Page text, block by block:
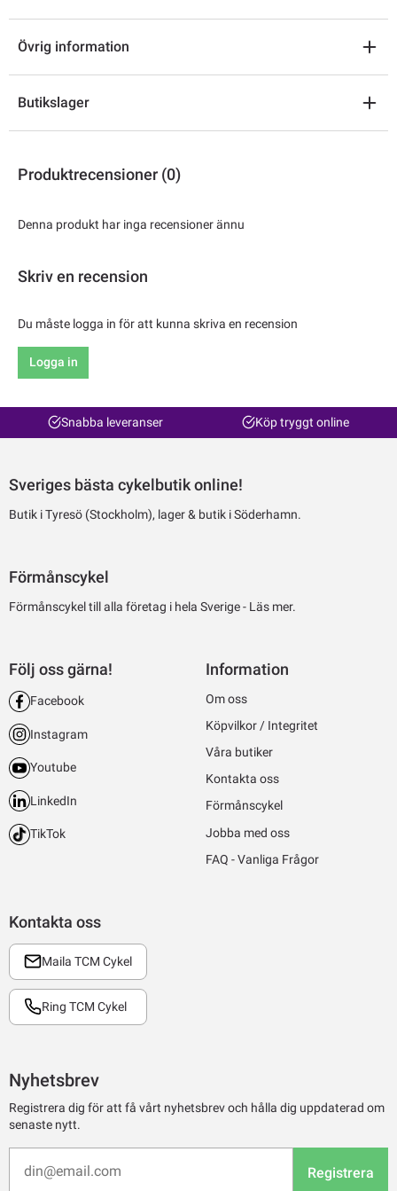
Övrig information
Butikslager
Produktrecensioner (0)
Denna produkt har inga recensioner ännu
Skriv en recension
Du måste logga in för att kunna skriva en recension
Logga in
Snabba leveranser Köp tryggt online
Sveriges bästa cykelbutik online!
Butik i Tyresö (Stockholm), lager & butik i Söderhamn.
Förmånscykel
Förmånscykel till alla företag i hela Sverige - Läs mer.
Kontakta oss
Maila TCM Cykel
Ring TCM Cykel
Följ oss gärna!
Facebook
Instagram
Youtube
LinkedIn
TikTok
Information
Om oss
Köpvilkor / Integritet
Våra butiker
Kontakta oss
Förmånscykel
Jobba med oss
FAQ - Vanliga Frågor
Nyhetsbrev
Registrera dig för att få vårt nyhetsbrev och hålla dig uppdaterad om
senaste nytt.
Registrera